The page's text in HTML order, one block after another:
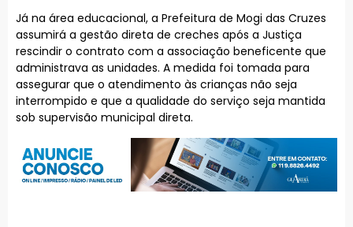
Já na área educacional, a Prefeitura de Mogi das Cruzes
assumirá a gestão direta de creches após a Justiça
rescindir o contrato com a associação beneficente que
administrava as unidades. A medida foi tomada para
assegurar que o atendimento às crianças não seja
interrompido e que a qualidade do serviço seja mantida
sob supervisão municipal direta.